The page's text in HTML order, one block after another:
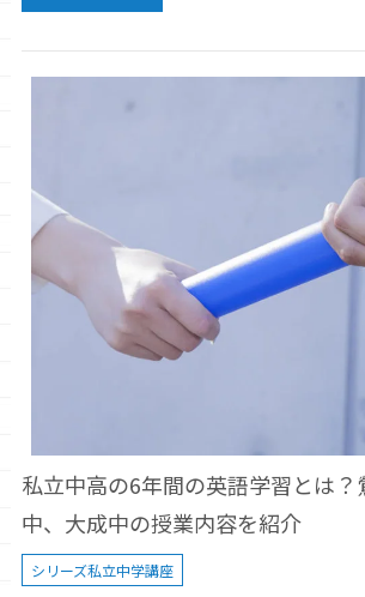
私立中高の6年間の英語学習とは
中、大成中の授業内容を紹介
シリーズ私立中学講座